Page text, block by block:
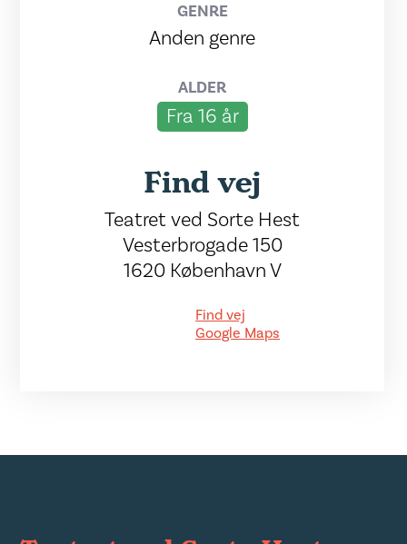
GENRE
Anden genre
ALDER
Fra 16 år
Find vej
Teatret ved Sorte Hest
Vesterbrogade 150
1620 København V
Find vej
Google Maps